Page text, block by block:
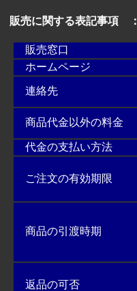
販売に関する表記事項 ：
販売窓口
ホームページ
連絡先
商品代金以外の料金
代金の支払い方法
ご注文の有効期限
商品の引渡時期
返品の可否